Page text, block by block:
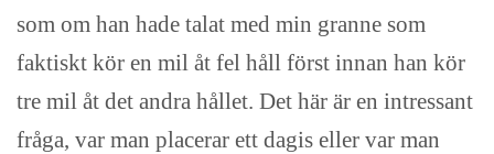
som om han hade talat med min granne som
faktiskt kör en mil åt fel håll först innan han kör
tre mil åt det andra hållet. Det här är en intressant
fråga, var man placerar ett dagis eller var man